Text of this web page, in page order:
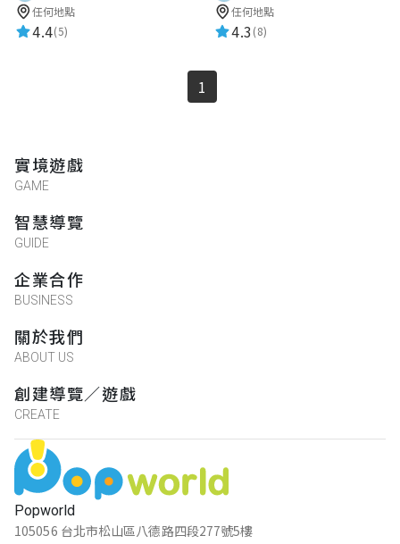
任何地點
4.4(5)
任何地點
4.3(8)
1
Popworld
105056 台北市松山區八德路四段277號5樓
實境遊戲
GAME
智慧導覽
GUIDE
企業合作
BUSINESS
關於我們
ABOUT US
創建導覽／遊戲
CREATE